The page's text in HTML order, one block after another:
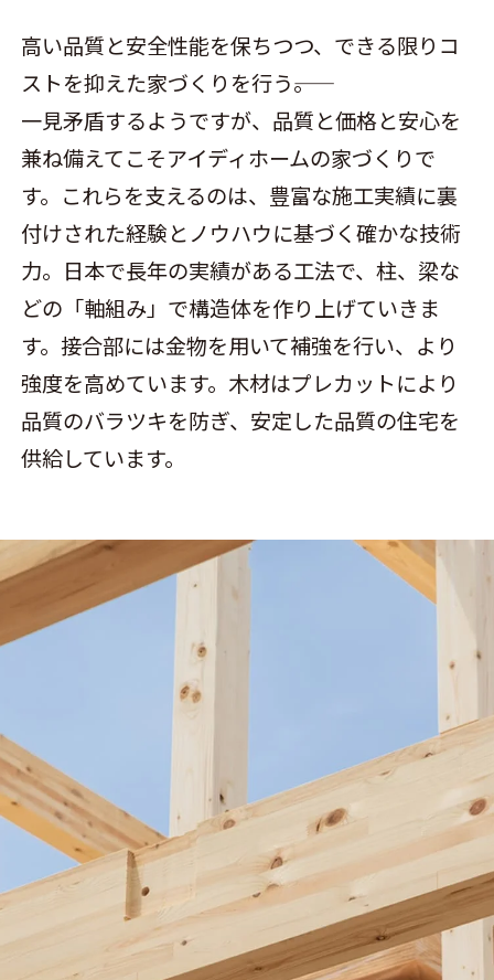
高い品質と安全性能を保ちつつ、できる限りコ
ストを抑えた家づくりを行う――。
一見矛盾するようですが、品質と価格と安心を
兼ね備えてこそアイディホームの家づくりで
す。これらを支えるのは、豊富な施工実績に裏
付けされた経験とノウハウに基づく確かな技術
力。日本で長年の実績がある工法で、柱、梁な
どの「軸組み」で構造体を作り上げていきま
す。接合部には金物を用いて補強を行い、より
強度を高めています。木材はプレカットにより
品質のバラツキを防ぎ、安定した品質の住宅を
供給しています。